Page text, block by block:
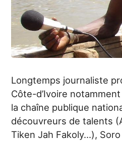
Longtemps journaliste
Côte-d’Ivoire
la chaîne publique
découvreurs de talents
Tiken Jah Fakoly…), Soro